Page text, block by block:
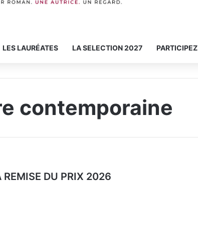
LES LAURÉATES LA SELECTION 2027 PARTICIPEZ
contemporaine
REMISE DU PRIX 2026